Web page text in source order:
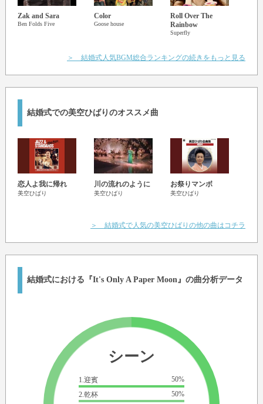
Zak and Sara
Ben Folds Five
Color
Goose house
Roll Over The
Rainbow
Superfly
＞ 結婚式人気BGM総合ランキングの続きをもっと見る
結婚式での美空ひばりのオススメ曲
恋人よ我に帰れ
美空ひばり
川の流れのように
美空ひばり
お祭りマンボ
美空ひばり
＞ 結婚式で人気の美空ひばりの他の曲はコチラ
結婚式における『It's Only A Paper Moon』の曲分析データ
シーン
1.迎賓
50%
2.乾杯
50%